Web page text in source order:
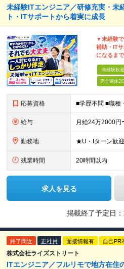
未経験ITエンジニア／研修充実・未
ト・ITサポートから着実に成長
▼未経験
補助・IT
になるま
未経験歓迎
完全週休2日
応募資格
給与
勤務地
残業時間 20時間以内
求人を見る
掲載終了予定日：
終了間近 正社員 面接情報有 自己PR
株式会社ライズストリート
ITエンジニア／フルリモで地方在住